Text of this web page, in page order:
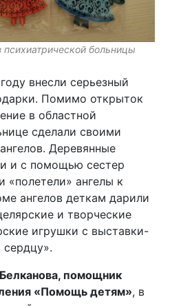
психиатрической больницы
внесли серьезный
Помимо открыток
в областной
сделали своими
Деревянные
и с помощью сестер
«полетели» ангелы к
ангелов деткам дарили
и творческие
игрушки с выставки-
помощник
«Помощь детям», в